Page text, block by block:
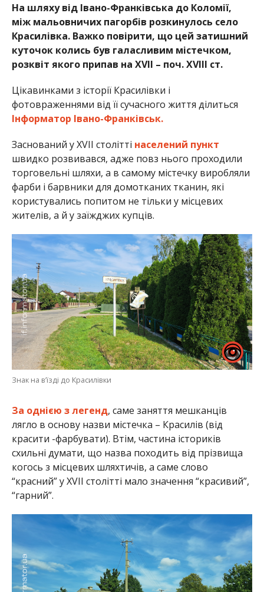
На шляху від Івано-Франківська до Коломії,
між мальовничих пагорбів розкинулось село
Красилівка. Важко повірити, що цей затишний
куточок колись був галасливим містечком,
розквіт якого припав на XVII – поч. XVIII ст.
Цікавинками з історії Красилівки і
фотовраженнями від її сучасного життя ділиться
Інформатор Івано-Франківськ.
Заснований у XVII столітті населений пункт
швидко розвивався, адже повз нього проходили
торговельні шляхи, а в самому містечку виробляли
фарби і барвники для домотканих тканин, які
користувались попитом не тільки у місцевих
жителів, а й у заїжджих купців.
Знак на в’їзді до Красилівки
За однією з легенд, саме заняття мешканців
лягло в основу назви містечка – Красилів (від
красити -фарбувати). Втім, частина істориків
схильні думати, що назва походить від прізвища
когось з місцевих шляхтичів, а саме слово
“красний” у XVII столітті мало значення “красивий”,
“гарний”.